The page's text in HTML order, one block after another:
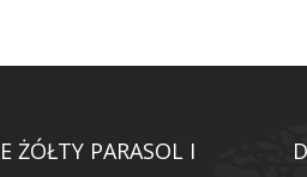
ŻÓŁTY PARASOL I